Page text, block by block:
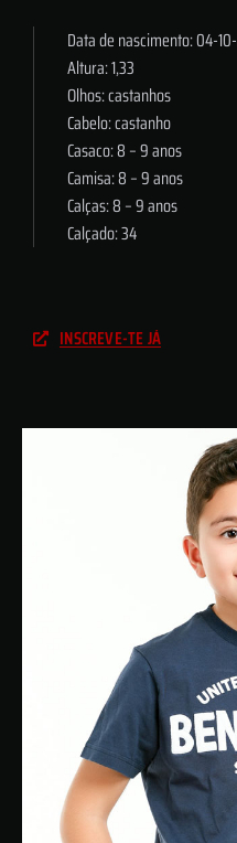
Data de nascimento: 04-
Altura: 1,33
Olhos: castanhos
Cabelo: castanho
Casaco: 8 – 9 anos
Camisa: 8 – 9 anos
Calças: 8 – 9 anos
Calçado: 34
INSCREVE-TE JÁ